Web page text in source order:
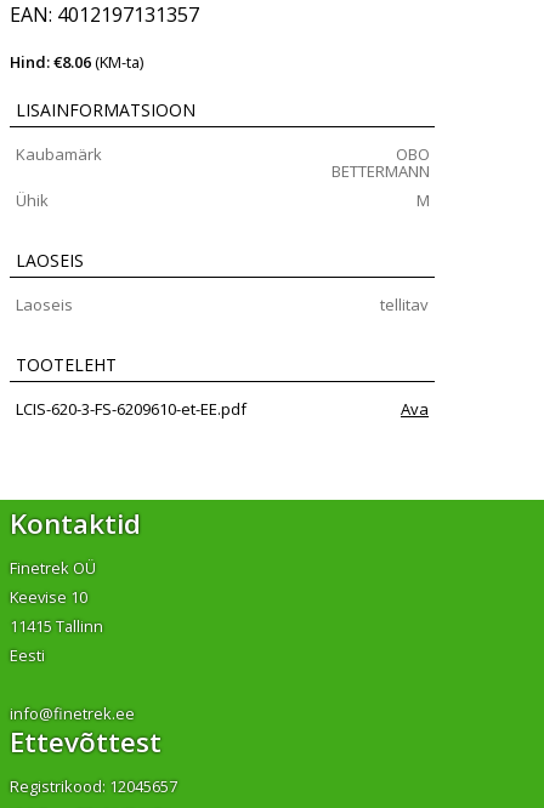
EAN: 4012197131357
Hind: €8.06(KM-ta)
LISAINFORMATSIOON
Kaubamärk OBO
BETTERMANN
Ühik
M
LAOSEIS
Laoseis tellitav
TOOTELEHT
LCIS-620-3-FS-6209610-et-EE.pdf Ava
Kontaktid
Finetrek OÜ
Keevise 10
11415 Tallinn
Eesti
info@finetrek.ee
Ettevõttest
Registrikood: 12045657